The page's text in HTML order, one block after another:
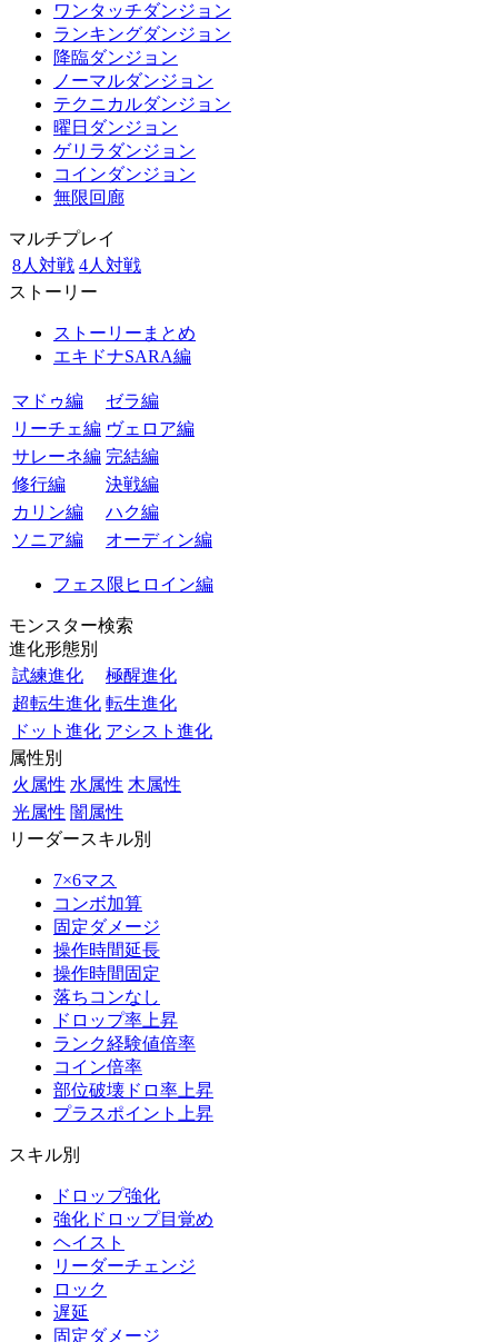
ワンタッチダンジョン
ランキングダンジョン
降臨ダンジョン
ノーマルダンジョン
テクニカルダンジョン
曜日ダンジョン
ゲリラダンジョン
コインダンジョン
無限回廊
マルチプレイ
8人対戦 4人対戦
ストーリー
ストーリーまとめ
エキドナSARA編
マドゥ編
ゼラ編
リーチェ編 ヴェロア編
サレーネ編 完結編
修行編
決戦編
カリン編
ハク編
ソニア編
オーディン編
フェス限ヒロイン編
モンスター検索
進化形態別
試練進化
極醒進化
超転生進化 転生進化
ドット進化 アシスト進化
属性別
火属性 水属性 木属性
光属性 闇属性
リーダースキル別
7×6マス
コンボ加算
固定ダメージ
操作時間延長
操作時間固定
落ちコンなし
ドロップ率上昇
ランク経験値倍率
コイン倍率
部位破壊ドロ率上昇
プラスポイント上昇
スキル別
ドロップ強化
強化ドロップ目覚め
ヘイスト
リーダーチェンジ
ロック
遅延
固定ダメージ